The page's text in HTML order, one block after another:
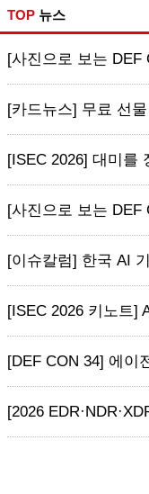
TOP 뉴스
[사진으로 보는 DEF
[카드뉴스] 무료 선
[ISEC 2026] 대미를
[사진으로 보는
[이슈칼럼] 한국 AI
[ISEC 2026 키노트]
[DEF CON 34] 에이
[2026